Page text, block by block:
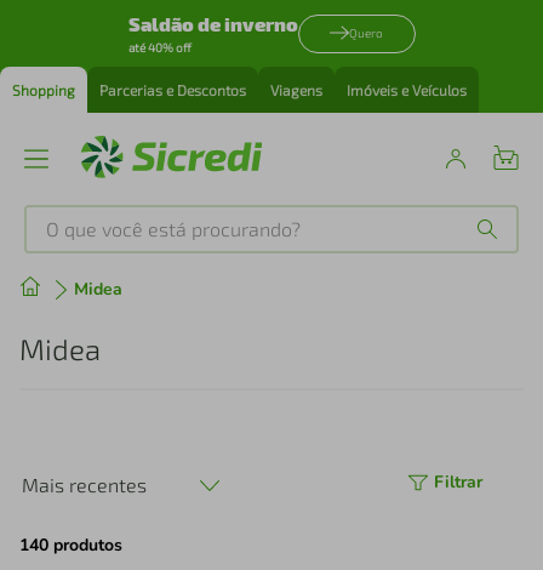
Saldão de inverno
até 40% off
Quero
Shopping Parcerias e Descontos Viagens Imóveis e Veículos
O que você está procurando?
Midea
Midea
Mais recentes Filtrar
140 produtos
Produtos mais buscados
1
perfume
4º air fryer